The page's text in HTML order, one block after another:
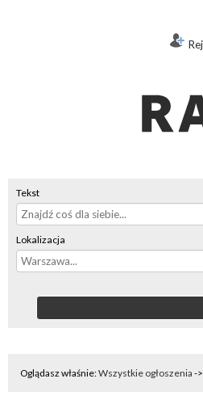
Tekst
Lokalizacja
Oglądasz właśnie:Wszystkie ogłoszenia ->